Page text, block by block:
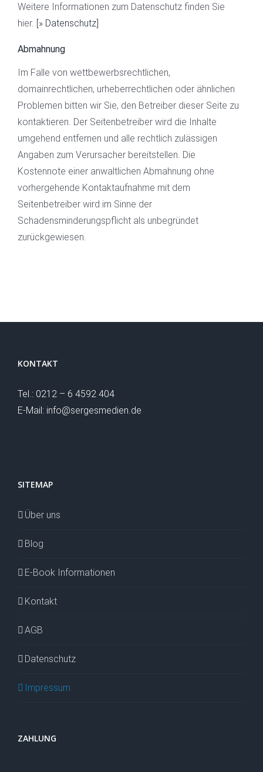
Weitere Informationen zum Datenschutz finden Sie
hier. [» Datenschutz]
Abmahnung
Im Falle von wettbewerbsrechtlichen,
domainrechtlichen, urheberrechtlichen oder ähnlichen
Problemen bitten wir Sie, den Betreiber dieser Seite zu
kontaktieren. Der Seitenbetreiber wird die Inhalte
umgehend entfernen und alle rechtlich zulässigen
Angaben zum Verursacher bereitstellen. Die
Kostennote einer anwaltlichen Abmahnung ohne
vorhergehende Kontaktaufnahme mit dem
Seitenbetreiber wird im Sinne der
Schadensminderungspflicht als unbegründet
zurückgewiesen.
KONTAKT
Tel.: 0212 – 6 4592 404
E-Mail: info@sergesmedien.de
SITEMAP
Über uns
Blog
E-Book Informationen
Kontakt
AGB
Datenschutz
Impressum
ZAHLUNG